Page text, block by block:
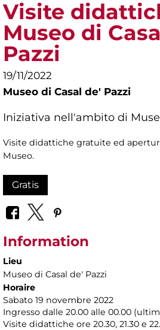
Visite
Museo di
Pazzi
19/11/2022
Museo di Casal de' Pazzi
Iniziativa nell'ambito di
Visite didattiche gratuite ed
Museo.
Gratis
Information
Lieu
Museo di Casal de' Pazzi
Horaire
Sabato 19 novembre 2022
Ingresso dalle 20.00 alle 00.00
Visite didattiche ore 20.30, 21.30 e